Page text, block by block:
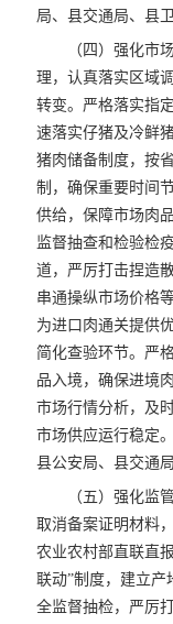
局、县交通局、县
（四）强化市
理，认真落实区域
转变。严格落实指
速落实仔猪及冷鲜
猪肉储备制度，按
制，确保重要时间
供给，保障市场肉
监督抽查和检验检
道，严厉打击捏造
串通操纵市场价格
为进口肉通关提供
简化查验环节。严
品入境，确保进境
市场行情分析，及
市场供应运行稳定
县公安局、县交通
（五）强化监
取消备案证明材料
农业农村部直联直
联动”制度，建立
全监督抽检，严厉